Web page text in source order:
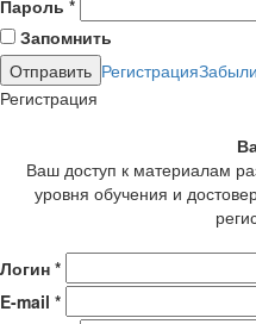
Пароль *
Запомнить
Регистрация
Регистрация
Ваш доступ к материалам
уровня обучения и
Логин *
E-mail *